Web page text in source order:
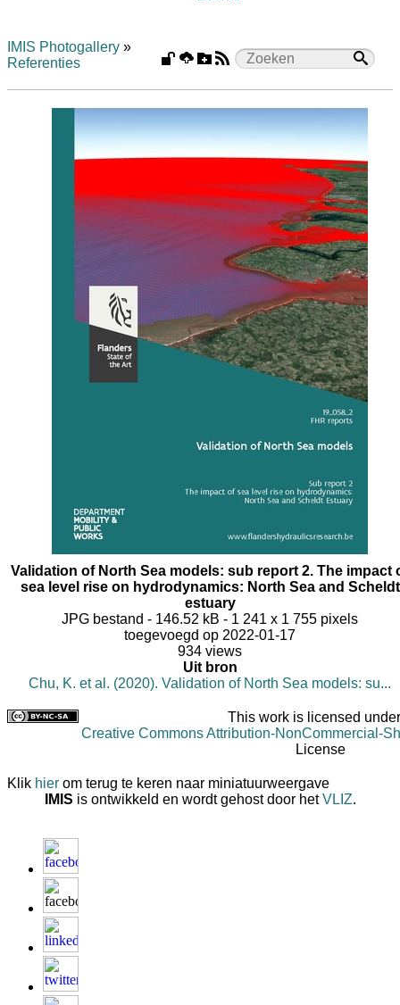
IMIS Photogallery »
Referenties
Validation of North Sea models: sub report 2. The impact
sea level rise on hydrodynamics: North Sea and Scheldt
estuary
JPG bestand - 146.52 kB - 1 241 x 1 755 pixels
toegevoegd op 2022-01-17
934 views
Uit bron
Chu, K. et al. (2020). Validation of North Sea models: su...
This work is licensed
Creative Commons Attribution-NonCommercial-
License
Klik hier om terug te keren naar miniatuurweergave
IMIS is ontwikkeld en wordt gehost door hetVLIZ.